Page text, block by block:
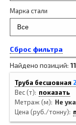
Марка стали
Сброс фильтра
Найдено позиций: 11
Труба бесшовная
Вес (т)
показать
Метраж (м)
Не
Цена (руб./тонну)